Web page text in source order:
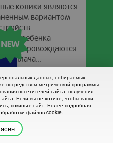
данных, собираемых
посредством метрической программы
посетителей сайта, получения
Если вы не хотите, чтобы ваши
покиньте сайт. Более подробная
файлов cookie.
колики являются
вариантом
ребенка
и сопровождаются
плача...
Поизучать